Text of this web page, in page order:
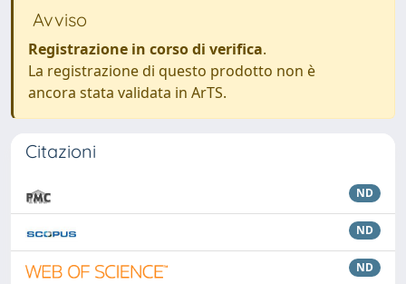
Avviso
Registrazione in corso di verifica.
La registrazione di questo prodotto non è
ancora stata validata in ArTS.
Citazioni
ND
ND
ND